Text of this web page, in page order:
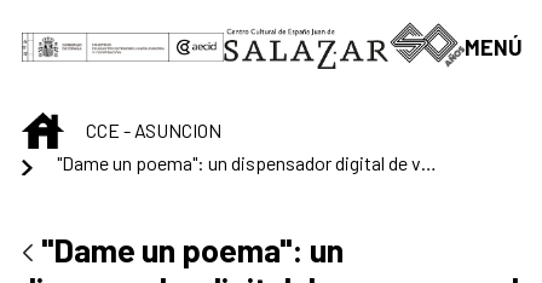
Saltar al contenido principal
MENÚ
INICIOCCE - ASUNCION
"Dame un poema": un